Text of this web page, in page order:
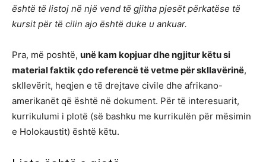
është të listoj në një vend të gjitha pjesët përkatëse të
kursit për të cilin ajo është duke u ankuar.
Pra, më poshtë, unë kam kopjuar dhe ngjitur këtu si
material faktik çdo referencë të vetme për skllavërinë,
skllevërit, heqjen e të drejtave civile dhe afrikano-
amerikanët që është në dokument. Për të interesuarit,
kurrikulumi i plotë (së bashku me kurrikulën për mësimin
e Holokaustit) është këtu.